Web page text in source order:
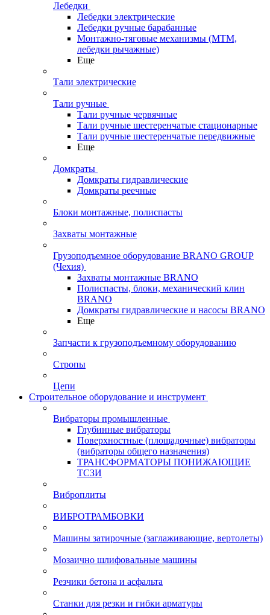
Лебедки
Лебедки электрические
Лебедки ручные барабанные
Монтажно-тяговые механизмы (МТМ,
лебедки рычажные)
Еще
Тали электрические
Тали ручные
Тали ручные червячные
Тали ручные шестеренчатые стационарные
Тали ручные шестеренчатые передвижные
Еще
Домкраты
Домкраты гидравлические
Домкраты реечные
Блоки монтажные, полиспасты
Захваты монтажные
Грузоподъемное оборудование BRANO GROUP
(Чехия)
Захваты монтажные BRANO
Полиспасты, блоки, механический клин
BRANO
Домкраты гидравлические и насосы BRANO
Еще
Запчасти к грузоподъемному оборудованию
Стропы
Цепи
Строительное оборудование и инструмент
Вибраторы промышленные
Глубинные вибраторы
Поверхностные (площадочные) вибраторы
(вибраторы общего назначения)
ТРАНСФОРМАТОРЫ ПОНИЖАЮЩИЕ
ТСЗИ
Виброплиты
ВИБРОТРАМБОВКИ
Машины затирочные (заглаживающие, вертолеты)
Мозаично шлифовальные машины
Резчики бетона и асфальта
Станки для резки и гибки арматуры